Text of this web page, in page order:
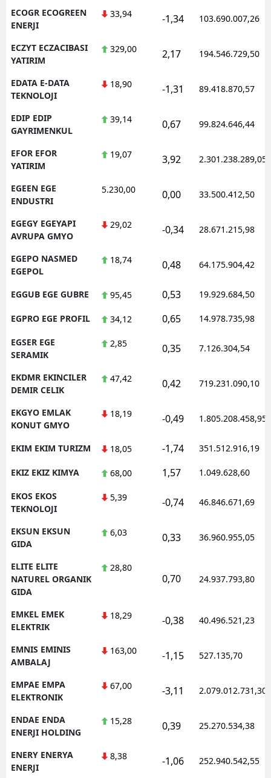
ECOGR ECOGREEN
ENERJI
33,94 -1,34 103.690.007,26
ECZYT ECZACIBASI
YATIRIM
329,00 2,17 194.546.729,50
EDATA E-DATA
TEKNOLOJI
18,90 -1,31 89.418.870,57
EDIP EDIP
GAYRIMENKUL
39,14 0,67 99.824.646,44
EFOR EFOR
YATIRIM
19,07 3,92 2.301.238.289,05
EGEEN EGE
ENDUSTRI
5.230,00 0,00 33.500.412,50
EGEGY EGEYAPI
AVRUPA GMYO
29,02 -0,34 28.671.215,98
EGEPO NASMED
EGEPOL
18,74 0,48 64.175.904,42
EGGUB EGE GUBRE 95,45 0,53 19.929.684,50
EGPRO EGE PROFIL 34,12 0,65 14.978.735,98
EGSER EGE
SERAMIK
2,85 0,35 7.126.304,54
EKDMR EKINCILER
DEMIR CELIK
47,42 0,42 719.231.090,10
EKGYO EMLAK
KONUT GMYO
18,19 -0,49 1.805.208.458,95
EKIM EKIM TURIZM 18,05 -1,74 351.512.916,19
EKIZ EKIZ KIMYA 68,00 1,57 1.049.628,60
EKOS EKOS
TEKNOLOJI
5,39 -0,74 46.846.671,69
EKSUN EKSUN
GIDA
6,03 0,33 36.960.955,05
ELITE ELITE
NATUREL ORGANIK
GIDA
28,80
0,70 24.937.793,80
EMKEL EMEK
ELEKTRIK
18,29 -0,38 40.496.521,23
EMNIS EMINIS
AMBALAJ
163,00 -1,15 527.135,70
EMPAE EMPA
ELEKTRONIK
67,00 -3,11 2.079.012.731,30
ENDAE ENDA
ENERJI HOLDING
15,28 0,39 25.270.534,38
ENERY ENERYA
ENERJI
8,38 -1,06 252.940.542,55